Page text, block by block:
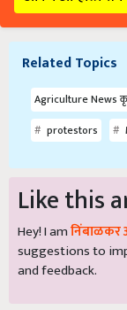
Related Topics
Agriculture News
protestors
Like this
Hey! I am
suggestions to
and feedback.